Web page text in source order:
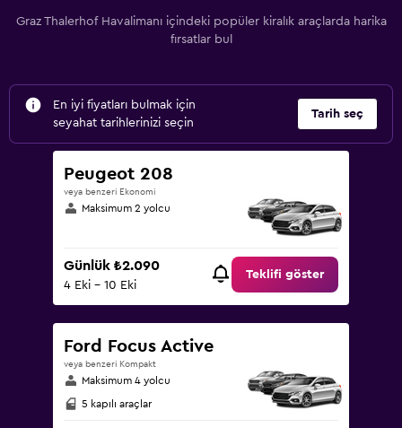
Graz Thalerhof Havalimanı içindeki popüler kiralık araçlarda harika
fırsatlar bul
En iyi fiyatları bulmak için
seyahat tarihlerinizi seçin
Tarih seç
Peugeot 208
veya benzeri Ekonomi
Maksimum 2 yolcu
Günlük ₺2.090
4 Eki - 10 Eki
Teklifi göster
Ford Focus Active
veya benzeri Kompakt
Maksimum 4 yolcu
5 kapılı araçlar